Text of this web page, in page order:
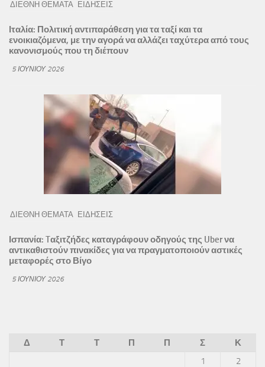
ΔΙΕΘΝΗ ΘΕΜΑΤΑ ΕΙΔΗΣΕΙΣ
Ιταλία: Πολιτική αντιπαράθεση για τα ταξί και τα
ενοικιαζόμενα, με την αγορά να αλλάζει ταχύτερα από τους
κανονισμούς που τη διέπουν
5 ΙΟΥΝΊΟΥ 2026
ΔΙΕΘΝΗ ΘΕΜΑΤΑ ΕΙΔΗΣΕΙΣ
Ισπανία: Tαξιτζήδες καταγράφουν οδηγούς της Uber να
αντικαθιστούν πινακίδες για να πραγματοποιούν αστικές
μεταφορές στο Βίγο
5 ΙΟΥΝΊΟΥ 2026
Δ Τ Τ Π Π Σ
Κ
1
2